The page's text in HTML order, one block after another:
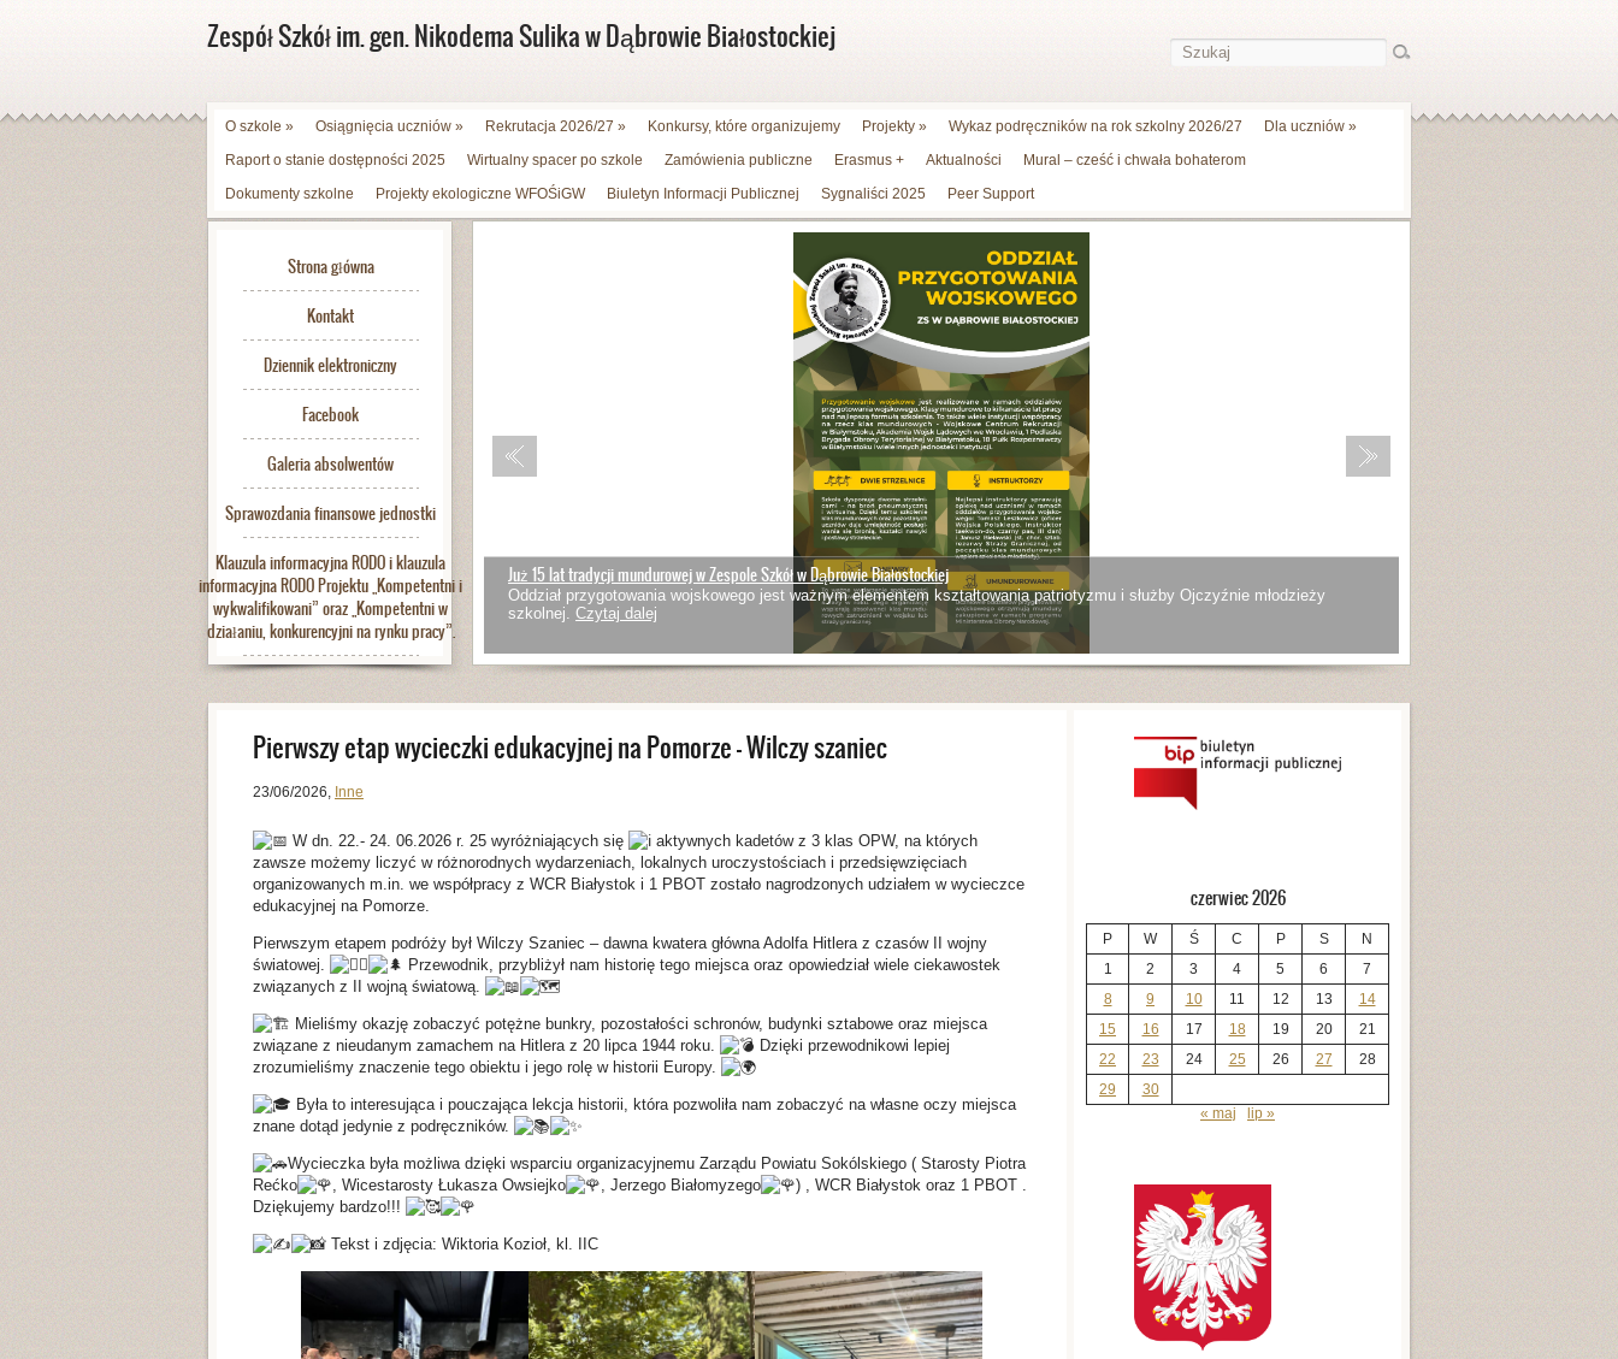
Zespół Szkół im. gen. Nikodema Sulika w Dąbrowie Białostockiej
O szkole » Osiągnięcia uczniów » Rekrutacja 2026/27 » Konkursy, które organizujemy Projekty » Wykaz podręczników na rok szkolny 2026/27 Dla uczniów »
Raport o stanie dostępności 2025
Wirtualny spacer po szkole Zamówienia publiczne Erasmus + Aktualności
Mural – cześć i chwała bohaterom
Dokumenty szkolne
Projekty ekologiczne WFOŚiGW Biuletyn Informacji Publicznej Sygnaliści 2025 Peer Support
Strona główna
Kontakt
Dziennik elektroniczny
Facebook
Galeria absolwentów
Sprawozdania finansowe jednostki
Klauzula informacyjna RODO i klauzula
informacyjna RODO Projektu „Kompetentni i
wykwalifikowani” oraz „Kompetentni w
działaniu, konkurencyjni na rynku pracy”.
Już 15 lat tradycji mundurowej w Zespole Szkół w Dąbrowie Białostockiej
Oddział przygotowania wojskowego jest ważnym elementem kształtowania patriotyzmu i służby Ojczyźnie młodzieży
szkolnej. Czytaj dalej
czerwiec 2026
P W Ś C P S
N
1
2 3 4 5 6
7
8
9 10 11 12 13
14
15
16 17 18 19 20
21
22
23 24 25 26 27
28
29
30
« maj
lip »
Pierwszy etap wycieczki edukacyjnej na Pomorze – Wilczy szaniec
23/06/2026, Inne
W dn. 22.- 24. 06.2026 r. 25 wyróżniających się
aktywnych kadetów z 3 klas OPW, na których
zawsze możemy liczyć w różnorodnych wydarzeniach, lokalnych uroczystościach i przedsięwzięciach
organizowanych m.in. we współpracy z WCR Białystok i 1 PBOT zostało nagrodzonych udziałem w wycieczce
edukacyjnej na Pomorze.
Pierwszym etapem podróży był Wilczy Szaniec – dawna kwatera główna Adolfa Hitlera z czasów II wojny
światowej.
Przewodnik, przybliżył nam historię tego miejsca oraz opowiedział wiele ciekawostek
związanych z II wojną światową.
Mieliśmy okazję zobaczyć potężne bunkry, pozostałości schronów, budynki sztabowe oraz miejsca
związane z nieudanym zamachem na Hitlera z 20 lipca 1944 roku.
Dzięki przewodnikowi lepiej
zrozumieliśmy znaczenie tego obiektu i jego rolę w historii Europy.
Była to interesująca i pouczająca lekcja historii, która pozwoliła nam zobaczyć na własne oczy miejsca
znane dotąd jedynie z podręczników.
Wycieczka była możliwa dzięki wsparciu organizacyjnemu Zarządu Powiatu Sokólskiego ( Starosty Piotra
Rećko
, Wicestarosty Łukasza Owsiejko , Jerzego Białomyzego
) , WCR Białystok oraz 1 PBOT .
Dziękujemy bardzo!!!
Tekst i zdjęcia: Wiktoria Kozioł, kl. IIC